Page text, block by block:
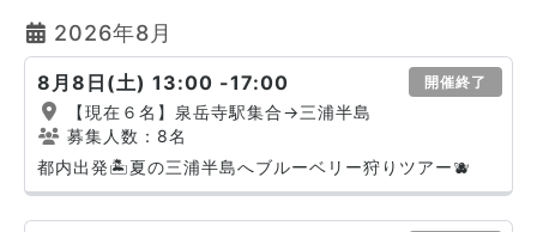
2026年8月
8月8日(土) 13:00 -17:00 開催終了
【現在６名】泉岳寺駅集合→三浦半島
募集人数：8名
都内出発🏝️夏の三浦半島へブルーベリー狩りツアー🫐